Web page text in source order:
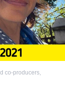
co-producers,